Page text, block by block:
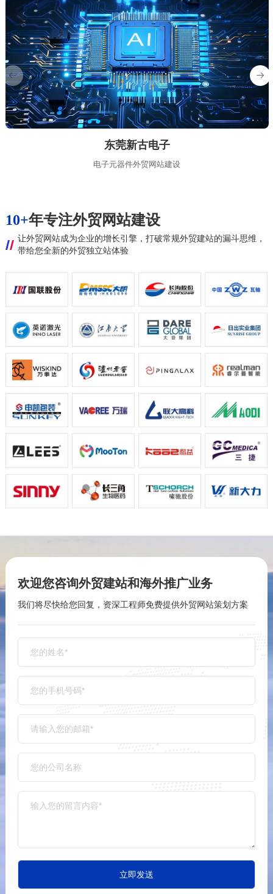
东莞新古电子
电子元器件外贸网站建设
10+年专注外贸网站建设
让外贸网站成为企业的增长引擎，打破常规外贸建站的漏斗思维，
带给您全新的外贸独立站体验
欢迎您咨询外贸建站和海外推广业务
我们将尽快给您回复，资深工程师免费提供外贸网站策划方案